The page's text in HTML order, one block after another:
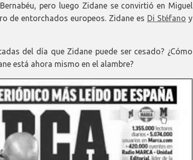
pero luego Zidane se convirtió en Miguel
de entorchados europeos. Zidane es Di Stéfano y
del día que Zidane puede ser cesado? ¿Cómo
está ahora mismo en el alambre?